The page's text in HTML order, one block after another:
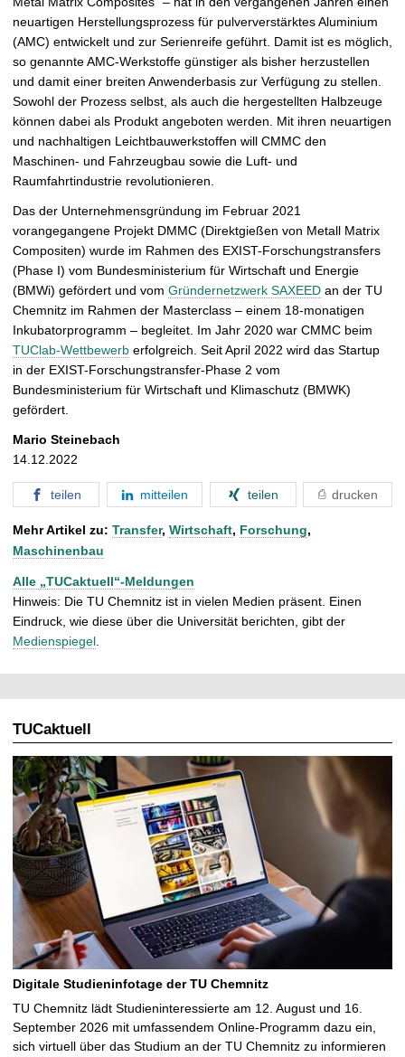
neuartigen Herstellungsprozess für pulververstärktes Aluminium
(AMC) entwickelt und zur Serienreife geführt. Damit ist es möglich,
so genannte AMC-Werkstoffe günstiger als bisher herzustellen
und damit einer breiten Anwenderbasis zur Verfügung zu stellen.
Sowohl der Prozess selbst, als auch die hergestellten Halbzeuge
können dabei als Produkt angeboten werden. Mit ihren neuartigen
und nachhaltigen Leichtbauwerkstoffen will CMMC den
Maschinen- und Fahrzeugbau sowie die Luft- und
Raumfahrtindustrie revolutionieren.
Das der Unternehmensgründung im Februar 2021
vorangegangene Projekt DMMC (Direktgießen von Metall Matrix
Compositen) wurde im Rahmen des EXIST-Forschungstransfers
(Phase I) vom Bundesministerium für Wirtschaft und Energie
(BMWi) gefördert und vom Gründernetzwerk SAXEED an der TU
Chemnitz im Rahmen der Masterclass – einem 18-monatigen
Inkubatorprogramm – begleitet. Im Jahr 2020 war CMMC beim
TUClab-Wettbewerb erfolgreich. Seit April 2022 wird das Startup
in der EXIST-Forschungstransfer-Phase 2 vom
Bundesministerium für Wirtschaft und Klimaschutz (BMWK)
gefördert.
Mario Steinebach
14.12.2022
teilen mitteilen teilen drucken
Mehr Artikel zu: Transfer, Wirtschaft, Forschung,
Maschinenbau
Alle „TUCaktuell“-Meldungen
Hinweis: Die TU Chemnitz ist in vielen Medien präsent. Einen
Eindruck, wie diese über die Universität berichten, gibt der
Medienspiegel
TUCaktuell
Digitale Studieninfotage der TU Chemnitz
TU Chemnitz lädt Studieninteressierte am 12. August und 16.
September 2026 mit umfassendem Online-Programm dazu ein,
sich virtuell über das Studium an der TU Chemnitz zu informieren